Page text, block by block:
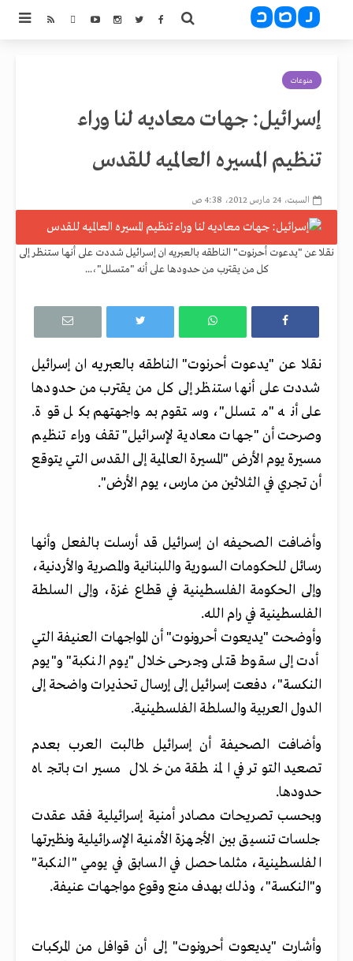
منوعات
إسرائيل: جهات معاديه لنا وراء
تنظيم المسيره العالميه للقدس
السبت، 24 مارس 2012، 4:38 ص
نقلا عن "يدعوت أحرنوت" الناطقه بالعبريه ان إسرائيل شددت على أنها ستنظر إلى
كل من يقترب من حدودها على أنه "متسلل"،...
نقلا عن "يدعوت أحرنوت" الناطقه بالعبريه ان إسرائيل
شددت على أنها ستنظر إلى كل من يقترب من حدودها
على أنه "متسلل"، وستقوم بمواجهتهم بكل قوة.
وصرحت أن "جهات معادية لإسرائيل" تقف وراء تنظيم
مسيرة يوم الأرض "المسيرة العالمية إلى القدس التي يتوقع
أن تجري في الثلاثين من مارس، يوم الأرض".
وأضافت الصحيفه ان إسرائيل قد أرسلت بالفعل وأنها
رسائل للحكومات السورية واللبنانية والمصرية والأردنية،
وإلى الحكومة الفلسطينية في قطاع غزة، وإلى السلطة
الفلسطينية في رام الله.
وأوضحت "يديعوت أحرونوت" أن المواجهات العنيفة التي
أدت إلى سقوط قتلى وجرحى خلال "يوم النكبة" و"يوم
النكسة"، دفعت إسرائيل إلى إرسال تحذيرات واضحة إلى
الدول العربية والسلطة الفلسطينية.
وأضافت الصحيفة أن إسرائيل طالبت العرب بعدم
تصعيد التوتر في المنطقة من خلال مسيرات باتجاه
حدودها.
وبحسب تصريحات مصادر أمنية إسرائيلية فقد عقدت
جلسات تنسيق بين الأجهزة الأمنية الإسرائيلية ونظيرتها
الفلسطينية، مثلما حصل في السابق في يومي "النكبة"
و"النكسة"، وذلك بهدف منع وقوع مواجهات عنيفة.
وأشارت "يديعوت أحرونوت" إلى أن قوافل من المركبات